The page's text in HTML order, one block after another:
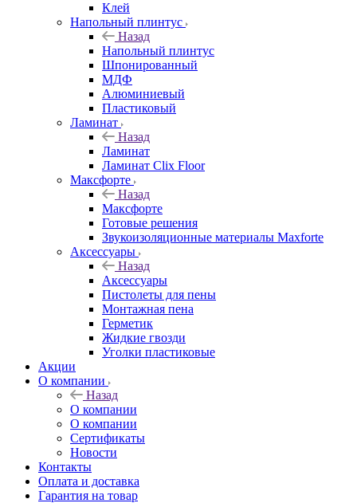
Клей
Напольный плинтус
Назад
Напольный плинтус
Шпонированный
МДФ
Алюминиевый
Пластиковый
Ламинат
Назад
Ламинат
Ламинат Clix Floor
Максфорте
Назад
Максфорте
Готовые решения
Звукоизоляционные материалы Maxforte
Аксессуары
Назад
Аксессуары
Пистолеты для пены
Монтажная пена
Герметик
Жидкие гвозди
Уголки пластиковые
Акции
О компании
Назад
О компании
О компании
Сертификаты
Новости
Контакты
Оплата и доставка
Гарантия на товар